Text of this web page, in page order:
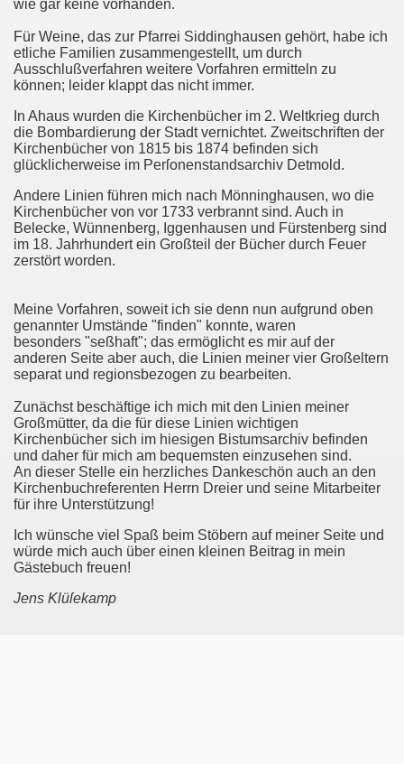
wie gar keine vorhanden.
Für Weine, das zur Pfarrei Siddinghausen gehört, habe ich
etliche Familien zusammengestellt, um durch
Ausschlußverfahren weitere Vorfahren ermitteln zu
können; leider klappt das nicht immer.
In Ahaus wurden die Kirchenbücher im 2. Weltkrieg durch
die Bombardierung der Stadt vernichtet. Zweitschriften der
Kirchenbücher von 1815 bis 1874 befinden sich
glücklicherweise im Perſonenstandsarchiv Detmold.
Andere Linien führen mich nach Mönninghausen, wo die
Kirchenbücher von vor 1733 verbrannt sind. Auch in
Belecke, Wünnenberg, Iggenhausen und Fürstenberg sind
im 18. Jahrhundert ein Großteil der Bücher durch Feuer
zerstört worden.
Meine Vorfahren, soweit ich sie denn nun aufgrund oben
genannter Umstände "finden" konnte, waren
besonders "seßhaft"; das ermöglicht es mir auf der
anderen Seite aber auch, die Linien meiner vier Großeltern
separat und regionsbezogen zu bearbeiten.
Zunächst beschäftige ich mich mit den Linien meiner
Großmütter, da die für diese Linien wichtigen
Kirchenbücher sich im hiesigen Bistumsarchiv befinden
und daher für mich am bequemsten einzusehen sind.
An dieser Stelle ein herzliches Dankeschön auch an den
Kirchenbuchreferenten Herrn Dreier und seine Mitarbeiter
für ihre Unterstützung!
Ich wünsche viel Spaß beim Stöbern auf meiner Seite und
würde mich auch über einen kleinen Beitrag in mein
Gästebuch freuen!
Jens Klüſekamp